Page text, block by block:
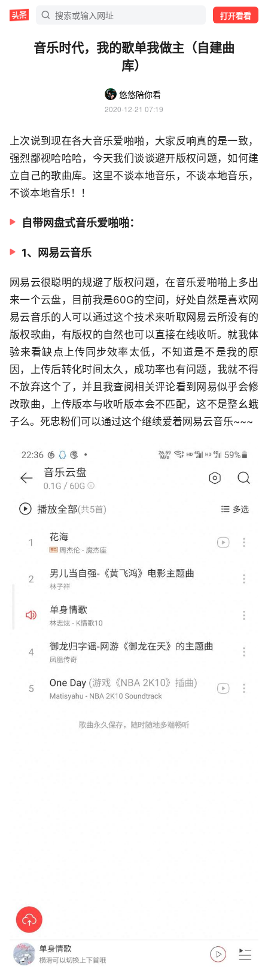
打开看看
音乐时代，我的歌单我做主（自建曲
库）
悠悠陪你看
2020-12-21 07:19
上次说到现在各大音乐爱啪啪，大家反响真的是一致，
强烈鄙视哈哈哈，今天我们谈谈避开版权问题，如何建
立自己的歌曲库。这里不谈本地音乐，不谈本地音乐，
不谈本地音乐！！
自带网盘式音乐爱啪啪：
1、网易云音乐
网易云很聪明的规避了版权问题，在音乐爱啪啪上多出
来一个云盘，目前我是60G的空间，好处自然是喜欢网
易云音乐的人可以通过这个技术来听取网易云所没有的
版权歌曲，有版权的自然也可以直接在线收听。就我体
验来看缺点上传同步效率太低，不知道是不是我的原
因，上传后转化时间太久，成功率也有问题，我就不得
不放弃这个了，并且我查阅相关评论看到网易似乎会修
改歌曲，上传版本与收听版本会不匹配，这不是整幺蛾
子么。死忠粉们可以通过这个继续爱着网易云音乐~~~